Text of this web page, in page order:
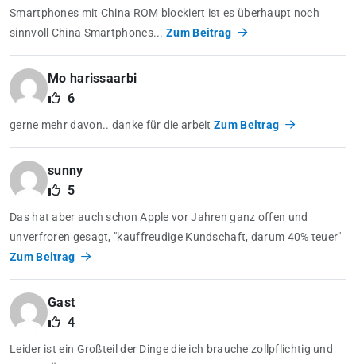
Smartphones mit China ROM blockiert ist es überhaupt noch
sinnvoll China Smartphones...Zum Beitrag
Mo harissaarbi
6
gerne mehr davon.. danke für die arbeit Zum Beitrag
sunny
5
Das hat aber auch schon Apple vor Jahren ganz offen und
unverfroren gesagt, "kauffreudige Kundschaft, darum 40% teuer"
Zum Beitrag
Gast
4
Leider ist ein Großteil der Dinge die ich brauche zollpflichtig und